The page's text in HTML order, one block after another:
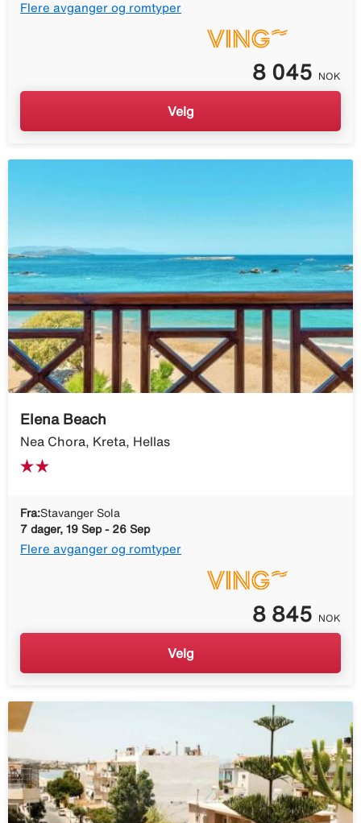
Flere avganger og romtyper
8 045 NOK
Velg
Elena Beach
Nea Chora, Kreta, Hellas
Fra:Stavanger Sola
7 dager, 19 Sep - 26 Sep
Flere avganger og romtyper
8 845 NOK
Velg